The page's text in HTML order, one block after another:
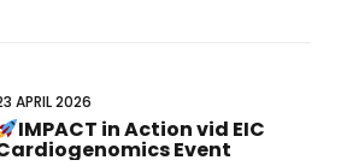
APRIL 2026
IMPACT in Action vid EIC
Event